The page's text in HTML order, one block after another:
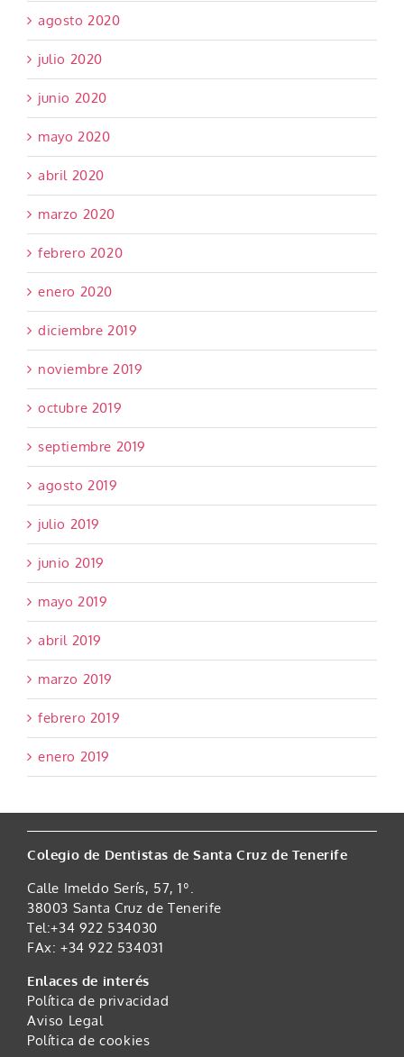
agosto 2020
julio 2020
junio 2020
mayo 2020
abril 2020
marzo 2020
febrero 2020
enero 2020
diciembre 2019
noviembre 2019
octubre 2019
septiembre 2019
agosto 2019
julio 2019
junio 2019
mayo 2019
abril 2019
marzo 2019
febrero 2019
enero 2019
Colegio de Dentistas de Santa Cruz de Tenerife
Calle Imeldo Serís, 57, 1º.
38003 Santa Cruz de Tenerife
Tel:+34 922 534030
FAx: +34 922 534031
Enlaces de interés
Política de privacidad
Aviso Legal
Política de cookies